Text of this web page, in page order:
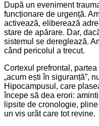
După un eveniment
funcționare de urgență.
activează, eliberează
stare de apărare. Dar,
sistemul se dereglează.
când pericolul a trecut.
Cortexul prefrontal,
„acum ești în siguranță”,
Hipocampusul, care
începe să dea erori:
lipsite de cronologie,
un vis urât care tot revine.